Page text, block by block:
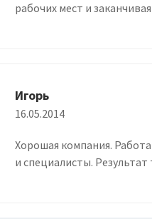
рабочих мест и
Игорь
16.05.2014
Хорошая компания.
и специалисты. Результат